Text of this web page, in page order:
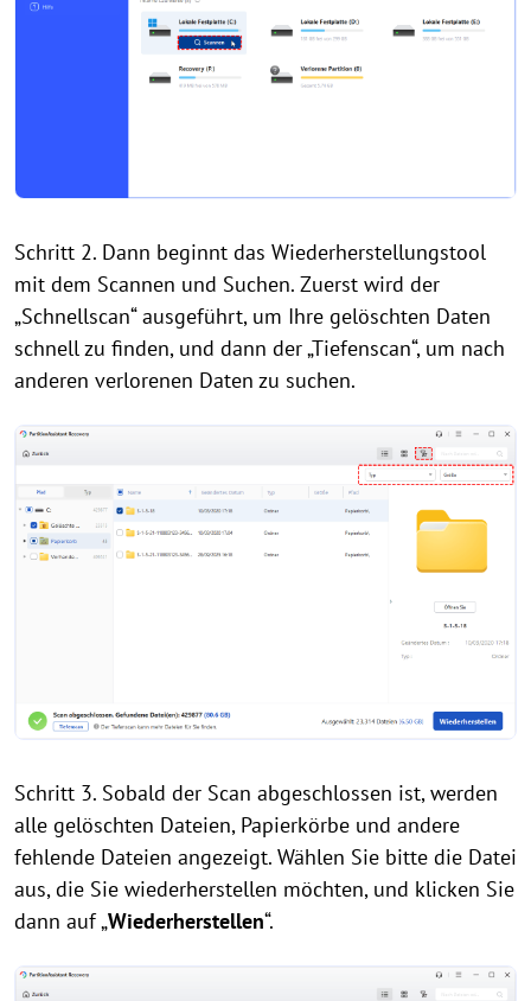
Schritt 2. Dann beginnt das Wiederherstellungstool
mit dem Scannen und Suchen. Zuerst wird der
„Schnellscan“ ausgeführt, um Ihre gelöschten Daten
schnell zu finden, und dann der „Tiefenscan“, um nach
anderen verlorenen Daten zu suchen.
Schritt 3. Sobald der Scan abgeschlossen ist, werden
alle gelöschten Dateien, Papierkörbe und andere
fehlende Dateien angezeigt. Wählen Sie bitte die Datei
aus, die Sie wiederherstellen möchten, und klicken Sie
dann auf „Wiederherstellen“.